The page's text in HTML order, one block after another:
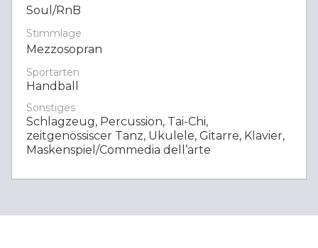
Soul/RnB
Stimmlage
Mezzosopran
Sportarten
Handball
Sonstiges
Schlagzeug, Percussion, Tai-Chi,
zeitgenössiscer Tanz, Ukulele, Gitarre, Klavier,
Maskenspiel/Commedia dell’arte